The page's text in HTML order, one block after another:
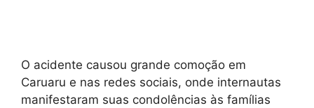
O acidente causou grande comoção em
Caruaru e nas redes sociais, onde internautas
manifestaram suas condolências às famílias